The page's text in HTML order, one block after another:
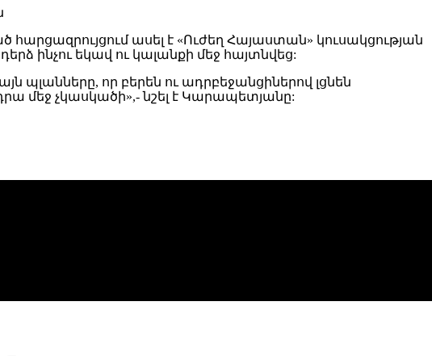
հարցազրույցում ասել է «Ուժեղ Հայաստան» կուսակցության
ինչու եկավ ու կալանքի մեջ հայտնվեց:
պլանները, որ բերեն ու ադրբեջանցիներով լցնեն
մեջ չկասկածի»,- նշել է Կարապետյանը: